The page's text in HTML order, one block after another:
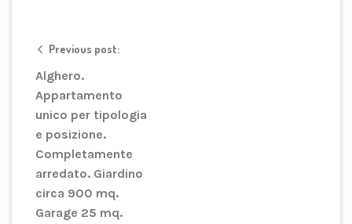
Previous post:
Alghero.
Appartamento
unico per tipologia
e posizione.
Completamente
arredato. Giardino
circa 900 mq.
Garage 25 mq.